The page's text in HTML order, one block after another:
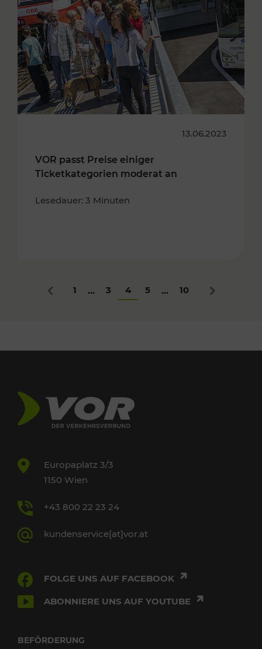
13.06.2023
VOR passt Preise einiger
Ticketkategorien moderat an
Lesedauer: 3 Minuten
Zurück
1 ... 3 4 5 ... 10 Nächstes
Europaplatz 3/3
1150 Wien
+43 800 22 23 24
kundenservice[at]vor.at
FOLGE UNS AUF FACEBOOK
ABONNIERE UNS AUF YOUTUBE
BEFÖRDERUNG